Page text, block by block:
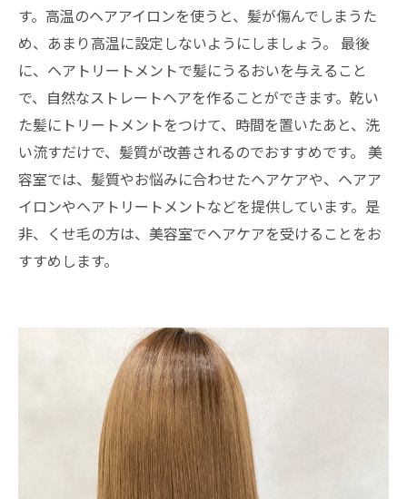
す。高温のヘアアイロンを使うと、髪が傷んでしまうた
め、あまり高温に設定しないようにしましょう。 最後
に、ヘアトリートメントで髪にうるおいを与えること
で、自然なストレートヘアを作ることができます。乾い
た髪にトリートメントをつけて、時間を置いたあと、洗
い流すだけで、髪質が改善されるのでおすすめです。 美
容室では、髪質やお悩みに合わせたヘアケアや、ヘアア
イロンやヘアトリートメントなどを提供しています。是
非、くせ毛の方は、美容室でヘアケアを受けることをお
すすめします。